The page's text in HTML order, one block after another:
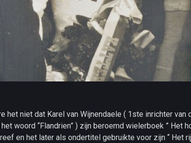
het niet dat Karel van Wijnendaele ( 1ste inrichter van
het woord “Flandrien” ) zijn beroemd wielerboek ” Het
en het later als ondertitel gebruikte voor zijn “ Het